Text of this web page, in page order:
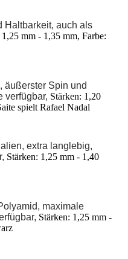
Haltbarkeit, auch als
1,25 mm - 1,35 mm, Farbe:
äußerster Spin und
verfügbar, Stärken: 1,20
spielt Rafael Nadal
extra langlebig,
Stärken: 1,25 mm - 1,40
maximale
Stärken: 1,25 mm -